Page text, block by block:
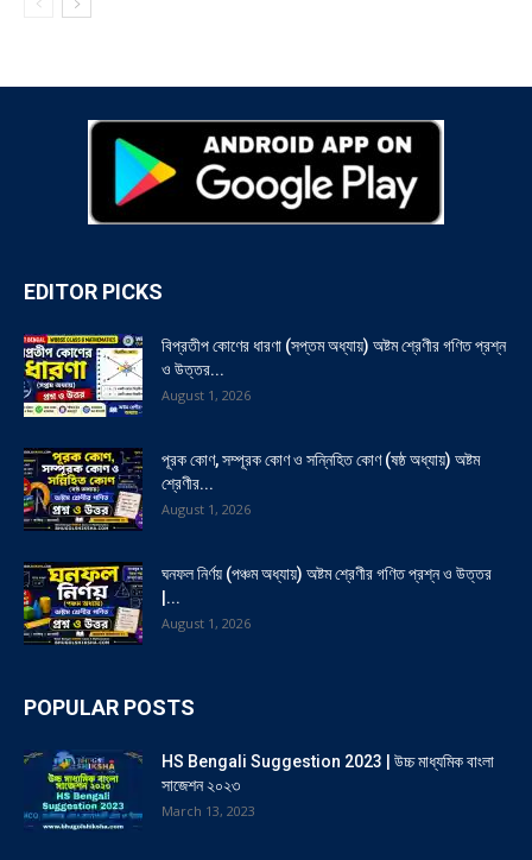
EDITOR PICKS
বিপ্রতীপ কোণের ধারণা (সপ্তম অধ্যায়) অষ্টম শ্রেণীর গণিত প্রশ্ন
ও উত্তর...
August 1, 2026
পূরক কোণ, সম্পূরক কোণ ও সন্নিহিত কোণ (ষষ্ঠ অধ্যায়) অষ্টম
শ্রেণীর...
August 1, 2026
ঘনফল নির্ণয় (পঞ্চম অধ্যায়) অষ্টম শ্রেণীর গণিত প্রশ্ন ও উত্তর
|...
August 1, 2026
POPULAR POSTS
HS Bengali Suggestion 2023 | উচ্চ মাধ্যমিক বাংলা
সাজেশন ২০২৩
March 13, 2023